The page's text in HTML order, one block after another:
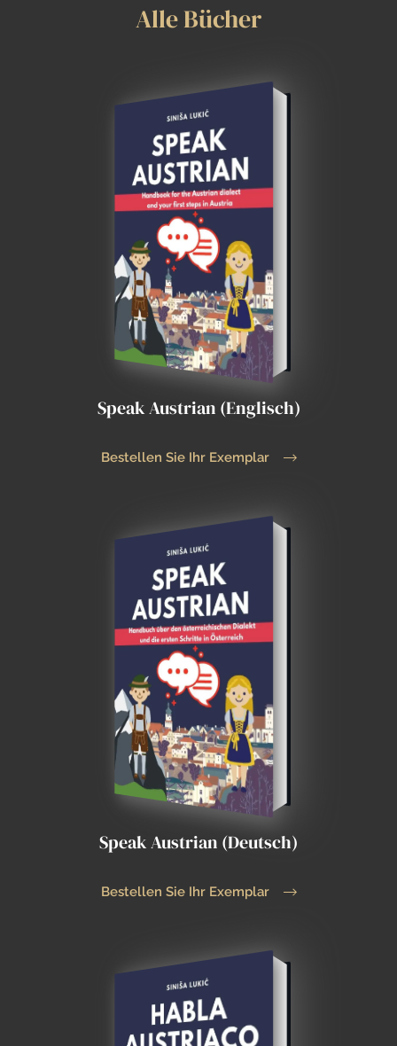
Alle Bücher
Speak Austrian (Englisch)
Bestellen Sie Ihr Exemplar
Speak Austrian (Deutsch)
Bestellen Sie Ihr Exemplar